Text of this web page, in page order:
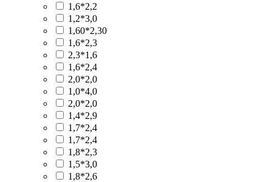
1,6*2,2
1,2*3,0
1,60*2,30
1,6*2,3
2,3*1,6
1,6*2,4
2,0*2,0
1,0*4,0
2,0*2,0
1,4*2,9
1,7*2,4
1,7*2,4
1,8*2,3
1,5*3,0
1,8*2,6